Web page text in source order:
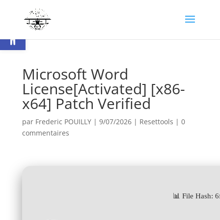
Ouvrir la barre d’outils
Microsoft Word
License[Activated] [x86-
x64] Patch Verified
par Frederic POUILLY| 9/07/2026| Resettools | 0
commentaires
📊 File Hash: